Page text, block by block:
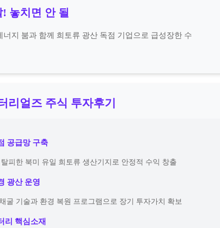
놓치면 안 될
너지 붐과 함께 희토류 광산 독점 기업으로 급성장한 수
리얼즈 주식 투자후기
공급망 구축
탈피한 북미 유일 희토류 생산기지로 안정적 수익 창출
광산 운영
굴 기술과 환경 복원 프로그램으로 장기 투자가치 확보
리 핵심소재